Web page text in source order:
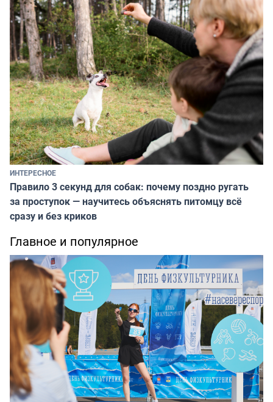
ИНТЕРЕСНОЕ
Правило 3 секунд для собак: почему поздно ругать
за проступок — научитесь объяснять питомцу всё
сразу и без криков
Главное и популярное